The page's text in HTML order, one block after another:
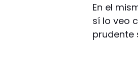
En el
sí lo veo
prudente